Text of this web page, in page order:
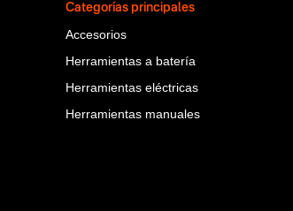
Categorías principales
Accesorios
Herramientas a batería
Herramientas eléctricas
Herramientas manuales